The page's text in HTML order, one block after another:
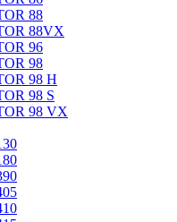
88
88VX
96
98
98 H
98 S
98 VX